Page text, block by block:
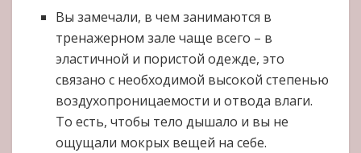
Вы замечали, в чем занимаются в
тренажерном зале чаще всего – в
эластичной и пористой одежде, это
связано с необходимой высокой степенью
воздухопроницаемости и отвода влаги.
То есть, чтобы тело дышало и вы не
ощущали мокрых вещей на себе.